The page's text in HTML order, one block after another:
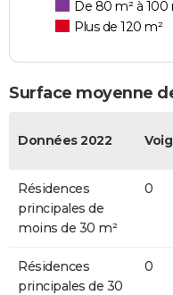
De 80 m² à 100
Plus de 120 m²
Surface moyenne
Données 2022
Résidences
principales de
moins de 30 m²
0
Résidences
principales de 30
0